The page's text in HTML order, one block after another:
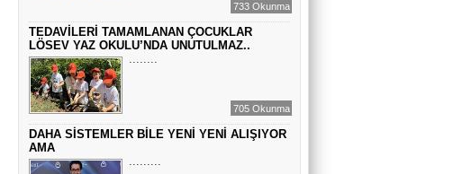
BİR ROMAN DAHA
EMİR EMİRHANOĞLU
BAYRAMDA ARA VERİN
733 Okunma
TEDAVİLERİ TAMAMLANAN ÇOCUKLAR
LÖSEV YAZ OKULU’NDA UNUTULMAZ..
........
705 Okunma
DAHA SİSTEMLER BİLE YENİ YENİ ALIŞIYOR
AMA
.........